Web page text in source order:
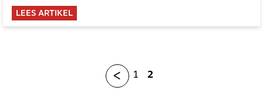
nog vol pijn en ellende’.
LEES ARTIKEL
< 1 2